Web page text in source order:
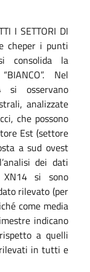
I SETTORI DI
cheper i punti
consolida la
Nel
si osservano
analizzate
che possono
Est (settore
a sud ovest
dei dati
si sono
rilevato (per
come media
indicano
a quelli
in tutti e